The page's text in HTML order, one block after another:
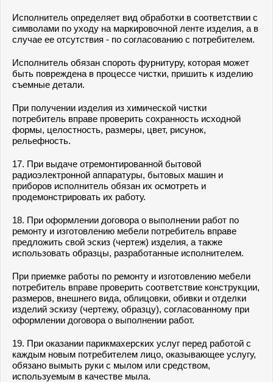
Исполнитель определяет вид обработки в соответствии с
символами по уходу на маркировочной ленте изделия, а в
случае ее отсутствия - по согласованию с потребителем.
Исполнитель обязан спороть фурнитуру, которая может
быть повреждена в процессе чистки, пришить к изделию
съемные детали.
При получении изделия из химической чистки
потребитель вправе проверить сохранность исходной
формы, целостность, размеры, цвет, рисунок,
рельефность.
17. При выдаче отремонтированной бытовой
радиоэлектронной аппаратуры, бытовых машин и
приборов исполнитель обязан их осмотреть и
продемонстрировать их работу.
18. При оформлении договора о выполнении работ по
ремонту и изготовлению мебели потребитель вправе
предложить свой эскиз (чертеж) изделия, а также
использовать образцы, разработанные исполнителем.
При приемке работы по ремонту и изготовлению мебели
потребитель вправе проверить соответствие конструкции,
размеров, внешнего вида, облицовки, обивки и отделки
изделий эскизу (чертежу, образцу), согласованному при
оформлении договора о выполнении работ.
19. При оказании парикмахерских услуг перед работой с
каждым новым потребителем лицо, оказывающее услугу,
обязано вымыть руки с мылом или средством,
используемым в качестве мыла.